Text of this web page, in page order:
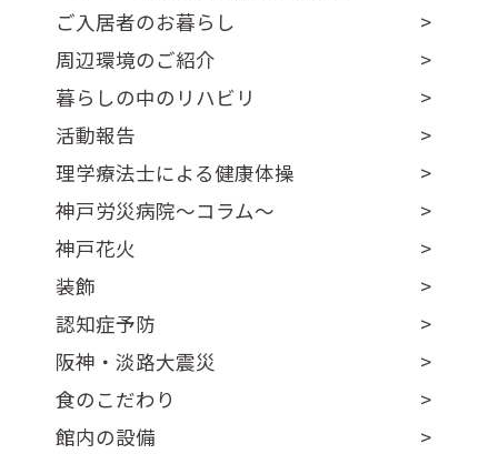
ご入居者のお暮らし
周辺環境のご紹介
暮らしの中のリハビリ
活動報告
理学療法士による健康体操
神戸労災病院～コラム～
神戸花火
装飾
認知症予防
阪神・淡路大震災
食のこだわり
館内の設備